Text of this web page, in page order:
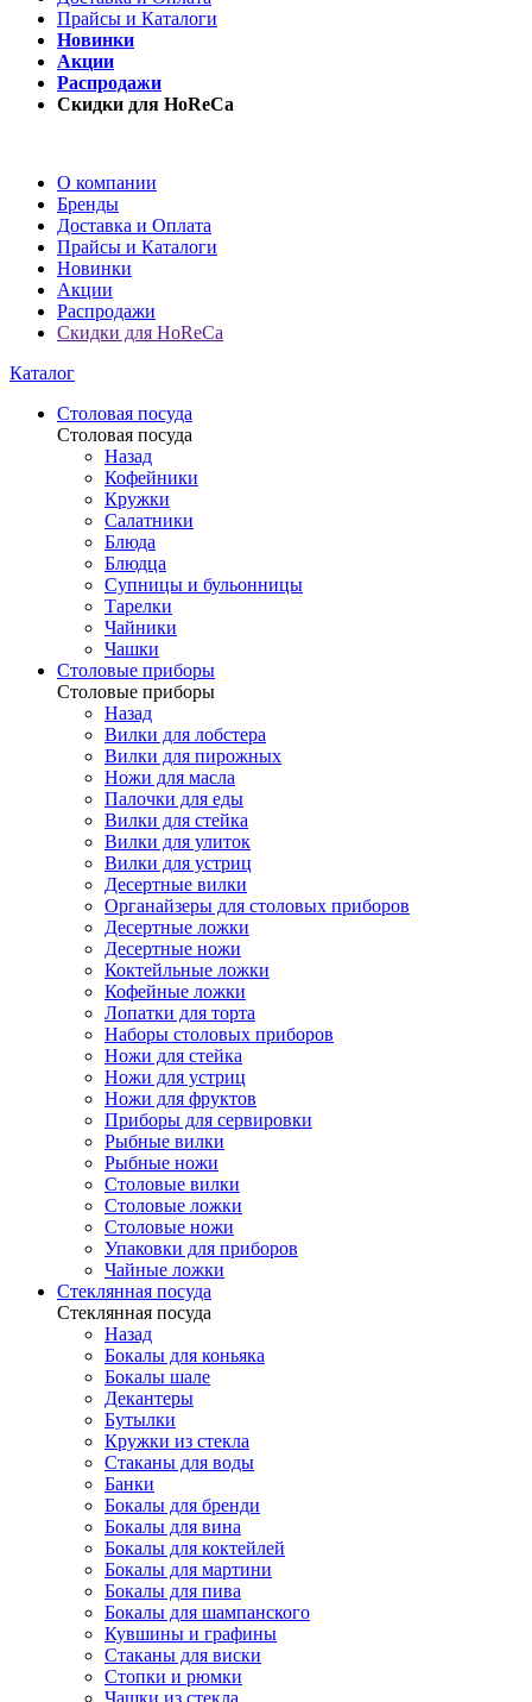
Прайсы и Каталоги
Новинки
Акции
Распродажи
Скидки для HoReCa
О компании
Бренды
Доставка и Оплата
Прайсы и Каталоги
Новинки
Акции
Распродажи
Скидки для HoReCa
Каталог
Столовая посуда
Столовая посуда
Назад
Кофейники
Кружки
Салатники
Блюда
Блюдца
Супницы и бульонницы
Тарелки
Чайники
Чашки
Cтоловые приборы
Cтоловые приборы
Назад
Вилки для лобстера
Вилки для пирожных
Ножи для масла
Палочки для еды
Вилки для стейка
Вилки для улиток
Вилки для устриц
Десертные вилки
Органайзеры для столовых приборов
Десертные ложки
Десертные ножи
Коктейльные ложки
Кофейные ложки
Лопатки для торта
Наборы столовых приборов
Ножи для стейка
Ножи для устриц
Ножи для фруктов
Приборы для сервировки
Рыбные вилки
Рыбные ножи
Столовые вилки
Столовые ложки
Столовые ножи
Упаковки для приборов
Чайные ложки
Стеклянная посуда
Стеклянная посуда
Назад
Бокалы для коньяка
Бокалы шале
Декантеры
Бутылки
Кружки из стекла
Стаканы для воды
Банки
Бокалы для бренди
Бокалы для вина
Бокалы для коктейлей
Бокалы для мартини
Бокалы для пива
Бокалы для шампанского
Кувшины и графины
Стаканы для виски
Стопки и рюмки
Чашки из стекла